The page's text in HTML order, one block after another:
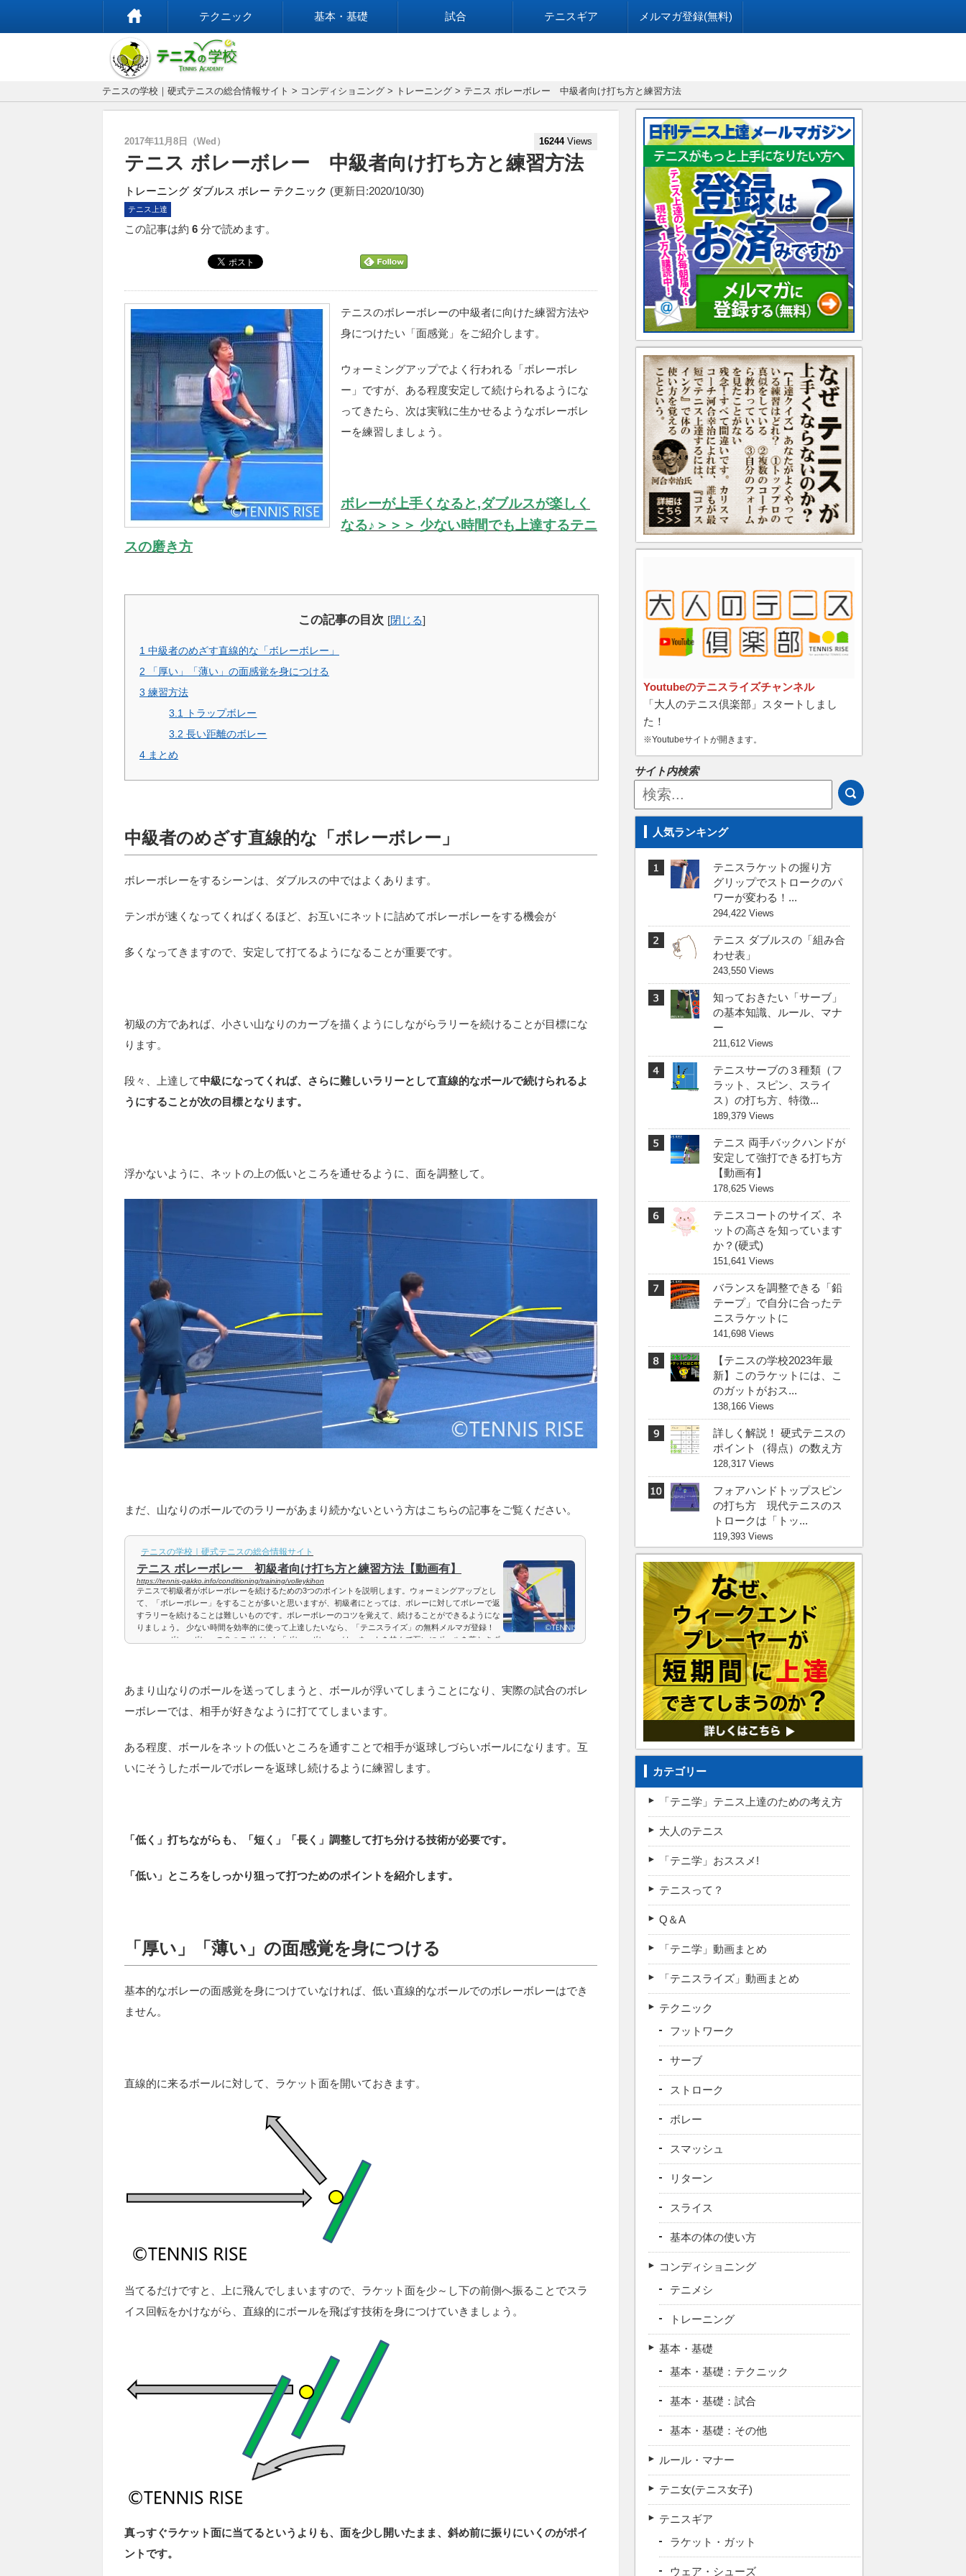
テクニック 基本・基礎 試合 テニスギア メルマガ登録(無料)
テニスの学校｜硬式テニスの総合情報サイト > コンディショニング > トレーニング > テニス ボレーボレー 中級者向け打ち方と練習方法
2017年11月8日（Wed） 16244Views
テニス ボレーボレー 中級者向け打ち方と練習方法
トレーニング ダブルス ボレー テクニック (更新日:2020/10/30)
テニス上達
この記事は約 6 分で読めます。
テニスのボレーボレーの中級者に向けた練習方法や
身につけたい「面感覚」をご紹介します。
ウォーミングアップでよく行われる「ボレーボレ
ー」ですが、ある程度安定して続けられるようにな
ってきたら、次は実戦に生かせるようなボレーボレ
ーを練習しましょう。
ボレーが上手くなると,ダブルスが楽しく
なる♪＞＞＞ 少ない時間でも上達するテニ
スの磨き方
この記事の目次 [閉じる]
1 中級者のめざす直線的な「ボレーボレー」
2 「厚い」「薄い」の面感覚を身につける
3 練習方法
3.1 トラップボレー
3.2 長い距離のボレー
4 まとめ
中級者のめざす直線的な「ボレーボレー」
ボレーボレーをするシーンは、ダブルスの中ではよくあります。
テンポが速くなってくればくるほど、お互いにネットに詰めてボレーボレーをする機会が
多くなってきますので、安定して打てるようになることが重要です。
初級の方であれば、小さい山なりのカーブを描くようにしながらラリーを続けることが目標にな
ります。
段々、上達して中級になってくれば、さらに難しいラリーとして直線的なボールで続けられるよ
うにすることが次の目標となります。
浮かないように、ネットの上の低いところを通せるように、面を調整して。
まだ、山なりのボールでのラリーがあまり続かないという方はこちらの記事をご覧ください。
テニスの学校｜硬式テニスの総合情報サイト
テニス ボレーボレー 初級者向け打ち方と練習方法【動画有】
https://tennis-gakko.info/conditioning/training/volleykihon
テニスで初級者がボレーボレーを続けるための3つのポイントを説明します。ウォーミングアップとし
て、「ボレーボレー」をすることが多いと思いますが、初級者にとっては、ボレーに対してボレーで返
すラリーを続けることは難しいものです。ボレーボレーのコツを覚えて、続けることができるようにな
りましょう。 少ない時間を効率的に使って上達したいなら、「テニスライズ」の無料メルマガ登録！
＞＞＞＞ボレーボレーの３つのポイント「ボレーボレー」は、ネットを挟んで互いにボールを落とさず
あまり山なりのボールを送ってしまうと、ボールが浮いてしまうことになり、実際の試合のボレ
ーボレーでは、相手が好きなように打ててしまいます。
ある程度、ボールをネットの低いところを通すことで相手が返球しづらいボールになります。互
いにそうしたボールでボレーを返球し続けるように練習します。
「低く」打ちながらも、「短く」「長く」調整して打ち分ける技術が必要です。
「低い」ところをしっかり狙って打つためのポイントを紹介します。
「厚い」「薄い」の面感覚を身につける
基本的なボレーの面感覚を身につけていなければ、低い直線的なボールでのボレーボレーはでき
ません。
直線的に来るボールに対して、ラケット面を開いておきます。
当てるだけですと、上に飛んでしまいますので、ラケット面を少～し下の前側へ振ることでスラ
イス回転をかけながら、直線的にボールを飛ばす技術を身につけていきましょう。
真っすぐラケット面に当てるというよりも、面を少し開いたまま、斜め前に振りにいくのがポイ
ントです。
Youtubeのテニスライズチャンネル
「大人のテニス倶楽部」スタートしまし
た！
※Youtubeサイトが開きます。
サイト内検索
人気ランキング
テニスラケットの握り方
グリップでストロークのパ
ワーが変わる！...
294,422 Views
テニス ダブルスの「組み合
わせ表」
243,550 Views
知っておきたい「サーブ」
の基本知識、ルール、マナ
ー
211,612 Views
テニスサーブの３種類（フ
ラット、スピン、スライ
ス）の打ち方、特徴...
189,379 Views
テニス 両手バックハンドが
安定して強打できる打ち方
【動画有】
178,625 Views
テニスコートのサイズ、ネ
ットの高さを知っています
か？(硬式)
151,641 Views
バランスを調整できる「鉛
テープ」で自分に合ったテ
ニスラケットに
141,698 Views
【テニスの学校2023年最
新】このラケットには、こ
のガットがおス...
138,166 Views
詳しく解説！ 硬式テニスの
ポイント（得点）の数え方
128,317 Views
フォアハンドトップスピン
の打ち方 現代テニスのス
トロークは「トッ...
119,393 Views
カテゴリー
「テニ学」テニス上達のための考え方
大人のテニス
「テニ学」おススメ!
テニスって？
Q＆A
「テニ学」動画まとめ
「テニスライズ」動画まとめ
テクニック
フットワーク
サーブ
ストローク
ボレー
スマッシュ
リターン
スライス
基本の体の使い方
コンディショニング
テニメシ
トレーニング
基本・基礎
基本・基礎：テクニック
基本・基礎：試合
基本・基礎：その他
ルール・マナー
テニ女(テニス女子)
テニスギア
ラケット・ガット
ウェア・シューズ